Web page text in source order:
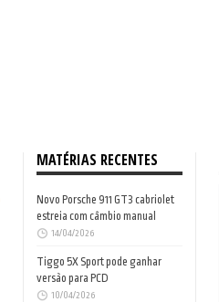
MATÉRIAS RECENTES
Novo Porsche 911 GT3 cabriolet
estreia com câmbio manual
14/04/2026
Tiggo 5X Sport pode ganhar
versão para PCD
10/04/2026